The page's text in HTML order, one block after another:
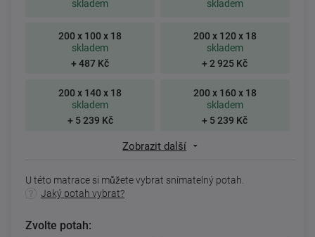
skladem
skladem
200 x 100 x 18
skladem
+ 487 Kč
200 x 120 x 18
skladem
+ 2 925 Kč
200 x 140 x 18
skladem
+ 5 239 Kč
200 x 160 x 18
skladem
+ 5 239 Kč
Zobrazit další
U této matrace si můžete vybrat snímatelný potah.
Jaký potah vybrat?
Zvolte potah: